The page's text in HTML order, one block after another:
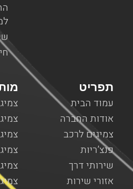
תפריט
עמוד הבית
אודות החברה
צמיגים לרכב
פנצ’ריות
שירותי דרך
אזורי שירות